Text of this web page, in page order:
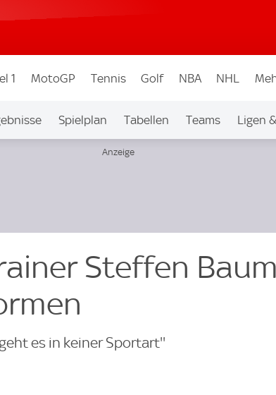
1 MotoGP Tennis Golf NBA NHL
Spielplan Tabellen Teams Ligen
Steffen
es in keiner Sportart''